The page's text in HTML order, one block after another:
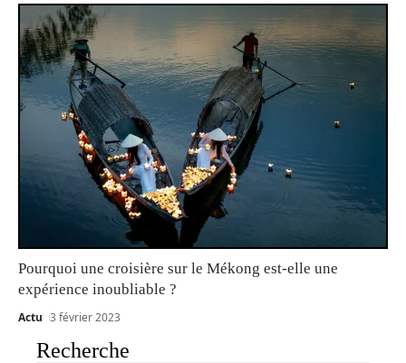
Pourquoi une croisière sur le Mékong est-elle une
expérience inoubliable ?
Actu 3 février 2023
Recherche